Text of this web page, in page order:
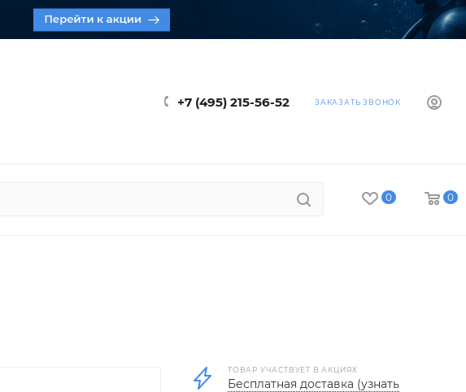
+7 (495) 215-56-52 ЗАКАЗАТЬ ЗВОНОК
0 0
ТОВАР УЧАСТВУЕТ В АКЦИЯХ
Бесплатная доставка (узнать